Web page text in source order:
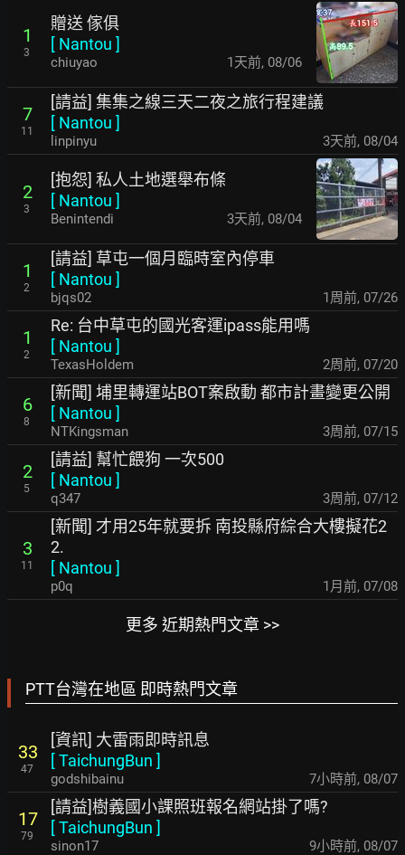
1
3
贈送 傢俱
[ Nantou ]
chiuyao 1天前, 08/06
7
11
[請益] 集集之線三天二夜之旅行程建議
[ Nantou ]
linpinyu 3天前, 08/04
2
3
[抱怨] 私人土地選舉布條
[ Nantou ]
Benintendi 3天前, 08/04
1
2
[請益] 草屯一個月臨時室內停車
[ Nantou ]
bjqs02 1周前, 07/26
1
2
Re: 台中草屯的國光客運ipass能用嗎
[ Nantou ]
TexasHoldem 2周前, 07/20
6
8
[新聞] 埔里轉運站BOT案啟動 都市計畫變更公開
[ Nantou ]
NTKingsman 3周前, 07/15
2
5
[請益] 幫忙餵狗 一次500
[ Nantou ]
q347 3周前, 07/12
3
11
[新聞] 才用25年就要拆 南投縣府綜合大樓擬花2
2.
[ Nantou ]
p0q 1月前, 07/08
更多 近期熱門文章 >>
PTT台灣在地區 即時熱門文章
33
47
[資訊] 大雷雨即時訊息
[TaichungBun ]
godshibainu 7小時前, 08/07
17
79
[請益]樹義國小課照班報名網站掛了嗎?
[TaichungBun ]
sinon17 9小時前, 08/07